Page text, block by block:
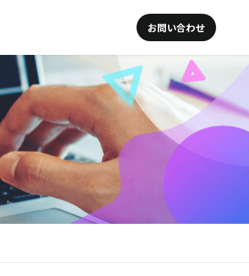
お問い合わせ